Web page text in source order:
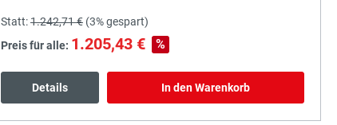
Statt:1.242,71 € (3%gespart)
Preis für alle: 1.205,43 € %
Details In den Warenkorb